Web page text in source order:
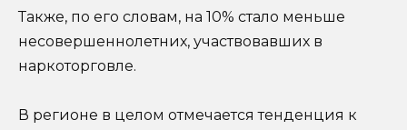
Также, по его словам, на 10% стало меньше
несовершеннолетних, участвовавших в
наркоторговле.
В регионе в целом отмечается тенденция к